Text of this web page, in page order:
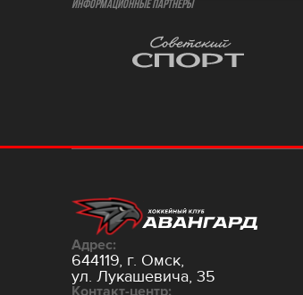
ИНФОРМАЦИОННЫЕ ПАРТНЁРЫ
Адрес:
644119, г. Омск,
ул. Лукашевича, 35
Контакт-центр: